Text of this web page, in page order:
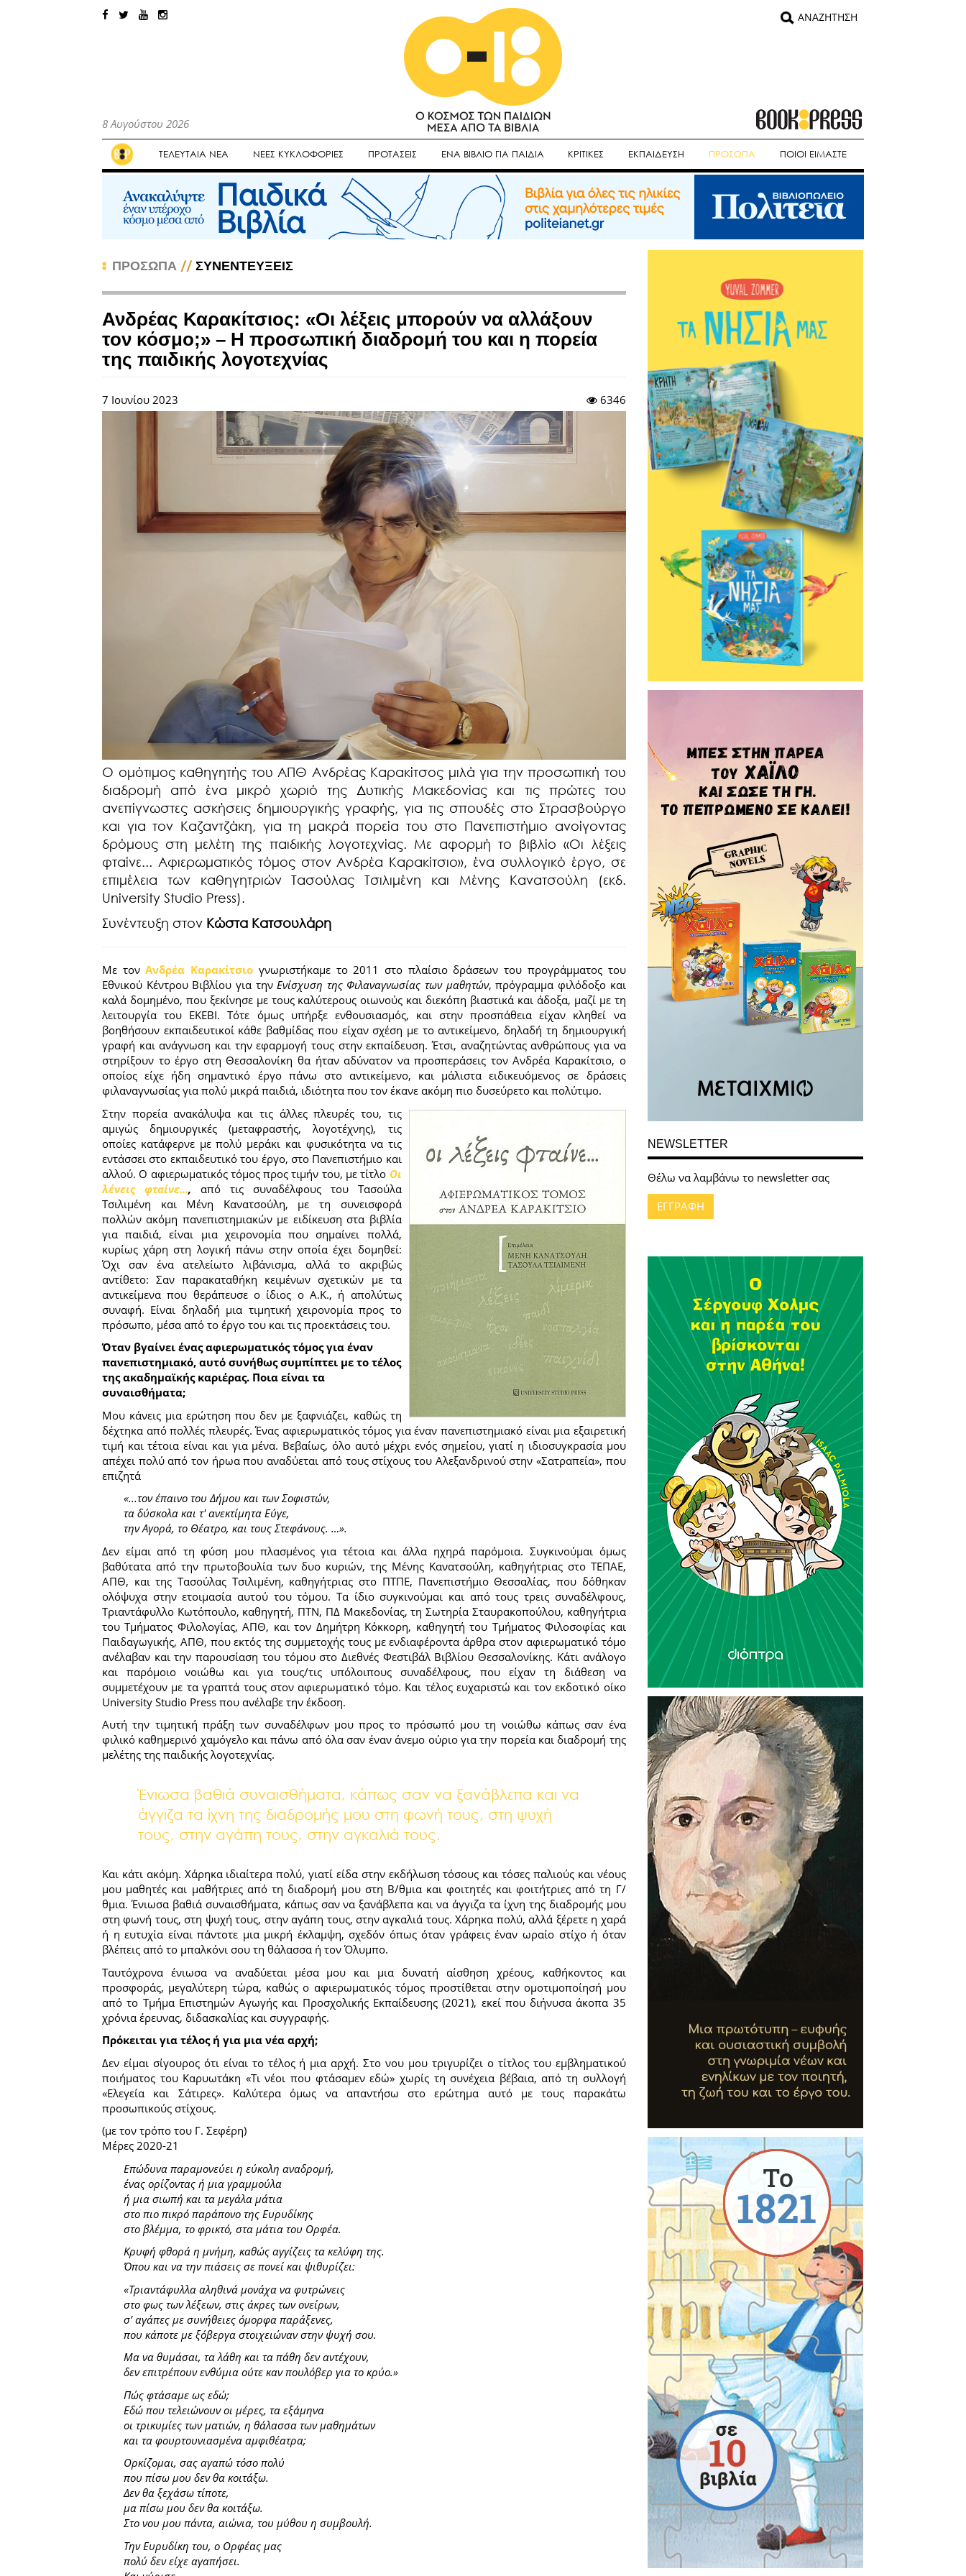
8 Αυγούστου 2026
ΤΕΛΕΥΤΑΙΑ ΝΕΑ ΝΕΕΣ ΚΥΚΛΟΦΟΡΙΕΣ ΠΡΟΤΑΣΕΙΣ ΕΝΑ ΒΙΒΛΙΟ ΓΙΑ ΠΑΙΔΙΑ ΚΡΙΤΙΚΕΣ ΕΚΠΑΙΔΕΥΣΗ ΠΡΟΣΩΠΑ ΠΟΙΟΙ ΕΙΜΑΣΤΕ
ΠΡΟΣΩΠΑ // ΣΥΝΕΝΤΕΥΞΕΙΣ
Ανδρέας Καρακίτσιος: «Οι λέξεις μπορούν να αλλάξουν
τον κόσμο;» – Η προσωπική διαδρομή του και η πορεία
της παιδικής λογοτεχνίας
7 Ιουνίου 2023 6346
Ο ομότιμος καθηγητής του ΑΠΘ Ανδρέας Καρακίτσος μιλά για την προσωπική του
διαδρομή από ένα μικρό χωριό της Δυτικής Μακεδονίας και τις πρώτες του
ανεπίγνωστες ασκήσεις δημιουργικής γραφής, για τις σπουδές στο Στρασβούργο
και για τον Καζαντζάκη, για τη μακρά πορεία του στο Πανεπιστήμιο ανοίγοντας
δρόμους στη μελέτη της παιδικής λογοτεχνίας. Με αφορμή το βιβλίο «Οι λέξεις
φταίνε... Αφιερωματικός τόμος στον Ανδρέα Καρακίτσιο», ένα συλλογικό έργο, σε
επιμέλεια των καθηγητριών Τασούλας Τσιλιμένη και Μένης Κανατσούλη (εκδ.
University Studio Press).
Συνέντευξη στον Κώστα Κατσουλάρη
Με τονΑνδρέα Καρακίτσιο γνωριστήκαμε το 2011 στο πλαίσιο δράσεων του προγράμματος του
Εθνικού Κέντρου Βιβλίου για τηνΕνίσχυση της Φιλαναγνωσίας των μαθητών, πρόγραμμα φιλόδοξο και
καλά δομημένο, που ξεκίνησε με τους καλύτερους οιωνούς και διεκόπη βιαστικά και άδοξα, μαζί με τη
λειτουργία του ΕΚΕΒΙ. Τότε όμως υπήρξε ενθουσιασμός, και στην προσπάθεια είχαν κληθεί να
βοηθήσουν εκπαιδευτικοί κάθε βαθμίδας που είχαν σχέση με το αντικείμενο, δηλαδή τη δημιουργική
γραφή και ανάγνωση και την εφαρμογή τους στην εκπαίδευση. Έτσι, αναζητώντας ανθρώπους για να
στηρίξουν το έργο στη Θεσσαλονίκη θα ήταν αδύνατον να προσπεράσεις τον Ανδρέα Καρακίτσιο, ο
οποίος είχε ήδη σημαντικό έργο πάνω στο αντικείμενο, και μάλιστα ειδικευόμενος σε δράσεις
φιλαναγνωσίας για πολύ μικρά παιδιά, ιδιότητα που τον έκανε ακόμη πιο δυσεύρετο και πολύτιμο.
Στην πορεία ανακάλυψα και τις άλλες πλευρές του, τις
αμιγώς δημιουργικές (μεταφραστής, λογοτέχνης), τις
οποίες κατάφερνε με πολύ μεράκι και φυσικότητα να τις
εντάσσει στο εκπαιδευτικό του έργο, στο Πανεπιστήμιο και
αλλού. Ο αφιερωματικός τόμος προς τιμήν του, με τίτλο Οι
λένεις φταίνε..., από τις συναδέλφους του Τασούλα
Τσιλιμένη και Μένη Κανατσούλη, με τη συνεισφορά
πολλών ακόμη πανεπιστημιακών με ειδίκευση στα βιβλία
για παιδιά, είναι μια χειρονομία που σημαίνει πολλά,
κυρίως χάρη στη λογική πάνω στην οποία έχει δομηθεί:
Όχι σαν ένα ατελείωτο λιβάνισμα, αλλά το ακριβώς
αντίθετο: Σαν παρακαταθήκη κειμένων σχετικών με τα
αντικείμενα που θεράπευσε ο ίδιος ο Α.Κ., ή απολύτως
συναφή. Είναι δηλαδή μια τιμητική χειρονομία προς το
πρόσωπο, μέσα από το έργο του και τις προεκτάσεις του.
Όταν βγαίνει ένας αφιερωματικός τόμος για έναν
πανεπιστημιακό, αυτό συνήθως συμπίπτει με το τέλος
της ακαδημαϊκής καριέρας. Ποια είναι τα
συναισθήματα;
Μου κάνεις μια ερώτηση που δεν με ξαφνιάζει, καθώς τη
δέχτηκα από πολλές πλευρές. Ένας αφιερωματικός τόμος για έναν πανεπιστημιακό είναι μια εξαιρετική
τιμή και τέτοια είναι και για μένα. Βεβαίως, όλο αυτό μέχρι ενός σημείου, γιατί η ιδιοσυγκρασία μου
απέχει πολύ από τον ήρωα που αναδύεται από τους στίχους του Αλεξανδρινού στην «Σατραπεία», που
επιζητά
«...τον έπαινο του Δήμου και των Σοφιστών,
τα δύσκολα και τ' ανεκτίμητα Εύγε,
την Αγορά, το Θέατρο, και τους Στεφάνους. …».
Δεν είμαι από τη φύση μου πλασμένος για τέτοια και άλλα ηχηρά παρόμοια. Συγκινούμαι όμως
βαθύτατα από την πρωτοβουλία των δυο κυριών, της Μένης Κανατσούλη, καθηγήτριας στο ΤΕΠΑΕ,
ΑΠΘ, και της Τασούλας Τσιλιμένη, καθηγήτριας στο ΠΤΠΕ, Πανεπιστήμιο Θεσσαλίας, που δόθηκαν
ολόψυχα στην ετοιμασία αυτού του τόμου. Τα ίδιο συγκινούμαι και από τους τρεις συναδέλφους,
Τριαντάφυλλο Κωτόπουλο, καθηγητή, ΠΤΝ, ΠΔ Μακεδονίας, τη Σωτηρία Σταυρακοπούλου, καθηγήτρια
του Τμήματος Φιλολογίας, ΑΠΘ, και τον Δημήτρη Κόκκορη, καθηγητή του Τμήματος Φιλοσοφίας και
Παιδαγωγικής, ΑΠΘ, που εκτός της συμμετοχής τους με ενδιαφέροντα άρθρα στον αφιερωματικό τόμο
ανέλαβαν και την παρουσίαση του τόμου στο Διεθνές Φεστιβάλ Βιβλίου Θεσσαλονίκης. Κάτι ανάλογο
και παρόμοιο νοιώθω και για τους/τις υπόλοιπους συναδέλφους, που είχαν τη διάθεση να
συμμετέχουν με τα γραπτά τους στον αφιερωματικό τόμο. Και τέλος ευχαριστώ και τον εκδοτικό οίκο
University Studio Press που ανέλαβε την έκδοση.
Αυτή την τιμητική πράξη των συναδέλφων μου προς το πρόσωπό μου τη νοιώθω κάπως σαν ένα
φιλικό καθημερινό χαμόγελο και πάνω από όλα σαν έναν άνεμο ούριο για την πορεία και διαδρομή της
μελέτης της παιδικής λογοτεχνίας.
Ένιωσα βαθιά συναισθήματα, κάπως σαν να ξανάβλεπα και να
άγγιζα τα ίχνη της διαδρομής μου στη φωνή τους, στη ψυχή
τους, στην αγάπη τους, στην αγκαλιά τους.
Και κάτι ακόμη. Χάρηκα ιδιαίτερα πολύ, γιατί είδα στην εκδήλωση τόσους και τόσες παλιούς και νέους
μου μαθητές και μαθήτριες από τη διαδρομή μου στη Β/θμια και φοιτητές και φοιτήτριες από τη Γ/
θμια. Ένιωσα βαθιά συναισθήματα, κάπως σαν να ξανάβλεπα και να άγγιζα τα ίχνη της διαδρομής μου
στη φωνή τους, στη ψυχή τους, στην αγάπη τους, στην αγκαλιά τους. Χάρηκα πολύ, αλλά ξέρετε η χαρά
ή η ευτυχία είναι πάντοτε μια μικρή έκλαμψη, σχεδόν όπως όταν γράφεις έναν ωραίο στίχο ή όταν
βλέπεις από το μπαλκόνι σου τη θάλασσα ή τον Όλυμπο.
Ταυτόχρονα ένιωσα να αναδύεται μέσα μου και μια δυνατή αίσθηση χρέους, καθήκοντος και
προσφοράς, μεγαλύτερη τώρα, καθώς ο αφιερωματικός τόμος προστίθεται στην ομοτιμοποίησή μου
από το Τμήμα Επιστημών Αγωγής και Προσχολικής Εκπαίδευσης (2021), εκεί που διήνυσα άκοπα 35
χρόνια έρευνας, διδασκαλίας και συγγραφής.
Πρόκειται για τέλος ή για μια νέα αρχή;
Δεν είμαι σίγουρος ότι είναι το τέλος ή μια αρχή. Στο νου μου τριγυρίζει ο τίτλος του εμβληματικού
ποιήματος του Καρυωτάκη «Τι νέοι που φτάσαμεν εδώ» χωρίς τη συνέχεια βέβαια, από τη συλλογή
«Ελεγεία και Σάτιρες». Καλύτερα όμως να απαντήσω στο ερώτημα αυτό με τους παρακάτω
προσωπικούς στίχους.
(με τον τρόπο του Γ. Σεφέρη)
Μέρες 2020-21
Επώδυνα παραμονεύει η εύκολη αναδρομή,
ένας ορίζοντας ή μια γραμμούλα
ή μια σιωπή και τα μεγάλα μάτια
στο πιο πικρό παράπονο της Ευρυδίκης
στο βλέμμα, το φρικτό, στα μάτια του Ορφέα.
Κρυφή φθορά η μνήμη, καθώς αγγίζεις τα κελύφη της.
Όπου και να την πιάσεις σε πονεί και ψιθυρίζει:
«Τριαντάφυλλα αληθινά μονάχα να φυτρώνεις
στο φως των λέξεων, στις άκρες των ονείρων,
σ’ αγάπες με συνήθειες όμορφα παράξενες,
που κάποτε με ξόβεργα στοιχειώναν στην ψυχή σου.
Μα να θυμάσαι, τα λάθη και τα πάθη δεν αντέχουν,
δεν επιτρέπουν ενθύμια ούτε καν πουλόβερ για το κρύο.»
Πώς φτάσαμε ως εδώ;
Εδώ που τελειώνουν οι μέρες, τα εξάμηνα
οι τρικυμίες των ματιών, η θάλασσα των μαθημάτων
και τα φουρτουνιασμένα αμφιθέατρα;
Ορκίζομαι, σας αγαπώ τόσο πολύ
που πίσω μου δεν θα κοιτάξω.
Δεν θα ξεχάσω τίποτε,
μα πίσω μου δεν θα κοιτάξω.
Στο νου μου πάντα, αιώνια, του μύθου η συμβουλή.
Την Ευρυδίκη του, ο Ορφέας μας
πολύ δεν είχε αγαπήσει.
NEWSLETTER
Θέλω να λαμβάνω το newsletter σας
ΕΓΓΡΑΦΗ